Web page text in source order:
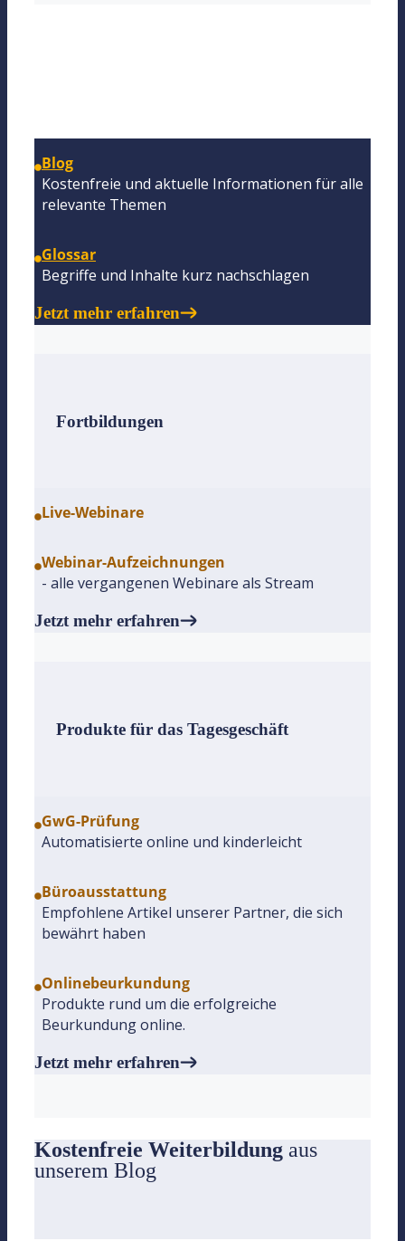
Blog
Kostenfreie und aktuelle Informationen für alle
relevante Themen
Glossar
Begriffe und Inhalte kurz nachschlagen
Jetzt mehr erfahren
Fortbildungen
Live-Webinare
Webinar-Aufzeichnungen
- alle vergangenen Webinare als Stream
Jetzt mehr erfahren
Produkte für das Tagesgeschäft
GwG-Prüfung
Automatisierte online und kinderleicht
Büroausstattung
Empfohlene Artikel unserer Partner, die sich
bewährt haben
Onlinebeurkundung
Produkte rund um die erfolgreiche
Beurkundung online.
Jetzt mehr erfahren
Kostenfreie Weiterbildung aus
unserem Blog